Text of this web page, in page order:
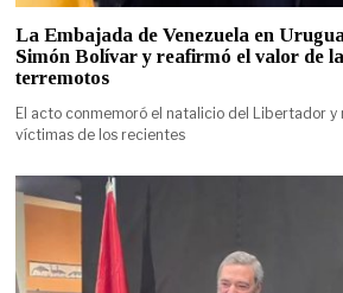
La Embajada de Venezuela en
Simón Bolívar y reafirmó el valor de
terremotos
El acto conmemoró el natalicio del Libertador
víctimas de los recientes